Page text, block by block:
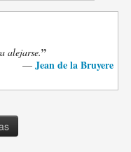
alejarse.”
— Jean de la Bruyere